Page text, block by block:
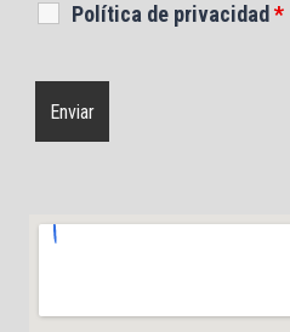
Política de privacidad *